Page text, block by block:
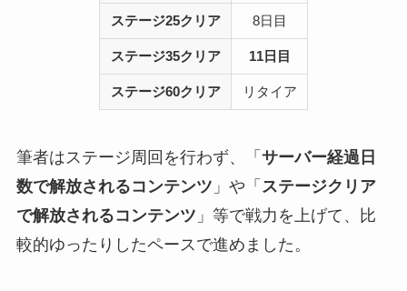
ステージ25クリア 8日目
ステージ35クリア 11日目
ステージ60クリア リタイア
筆者はステージ周回を行わず、「 サーバー経過日
数で解放されるコンテンツ 」や「 ステージクリア
で解放されるコンテンツ 」等で戦力を上げて、比
較的ゆったりしたペースで進めました。